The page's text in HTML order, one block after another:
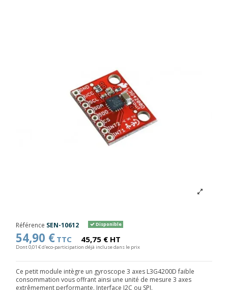
Référence SEN-10612 Disponible
54,90 € TTC 45,75 € HT
Dont 0,01 € d'eco-participation déjà incluse dans le prix
Ce petit module intègre un gyroscope 3 axes L3G4200D faible
consommation vous offrant ainsi une unité de mesure 3 axes
extrêmement performante. Interface I2C ou SPI.